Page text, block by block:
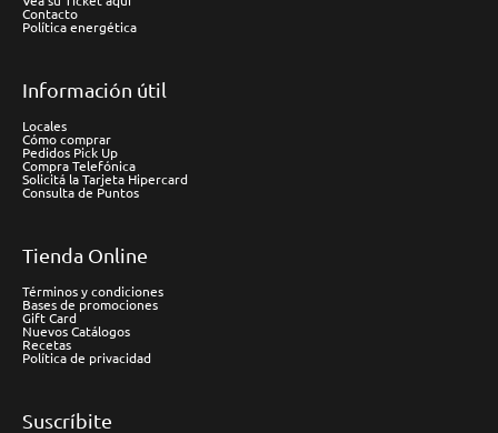
Contacto
Política energética
Información útil
Locales
Cómo comprar
Pedidos Pick Up
Compra Telefónica
Solicitá la Tarjeta Hipercard
Consulta de Puntos
Tienda Online
Términos y condiciones
Bases de promociones
Gift Card
Nuevos Catálogos
Recetas
Política de privacidad
Suscríbite